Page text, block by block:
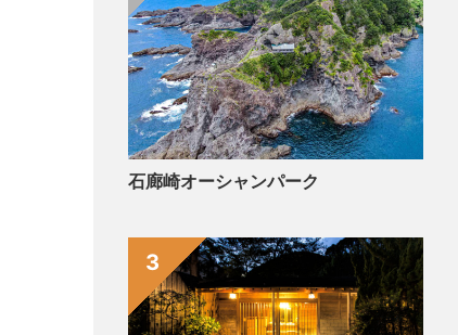
石廊崎オーシャンパーク
3